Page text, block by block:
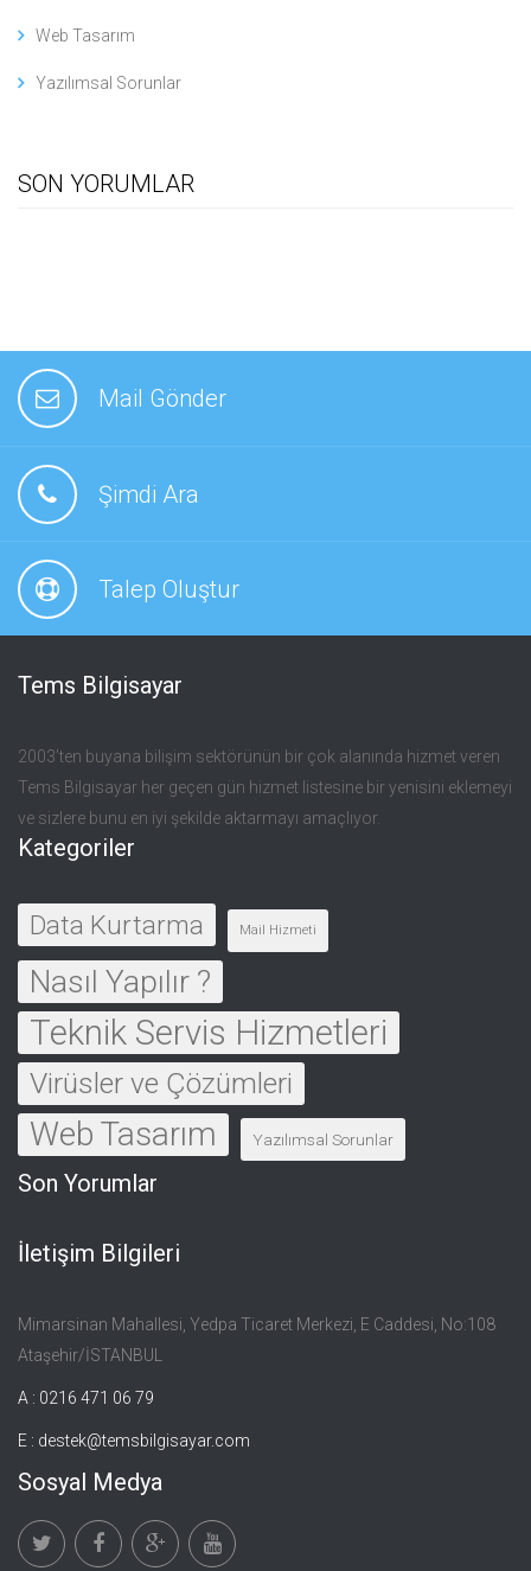
Web Tasarım
Yazılımsal Sorunlar
SON YORUMLAR
Mail Gönder
Şimdi Ara
Talep Oluştur
Tems Bilgisayar
2003’ten buyana bilişim sektörünün bir çok alanında hizmet veren
Tems Bilgisayar her geçen gün hizmet listesine bir yenisini eklemeyi
ve sizlere bunu en iyi şekilde aktarmayı amaçlıyor.
Kategoriler
Data Kurtarma Mail Hizmeti
Nasıl Yapılır ?
Teknik Servis Hizmetleri
Virüsler ve Çözümleri
Web Tasarım Yazılımsal Sorunlar
Son Yorumlar
İletişim Bilgileri
Mimarsinan Mahallesi, Yedpa Ticaret Merkezi, E Caddesi, No:108
Ataşehir/İSTANBUL
A : 0216 471 06 79
E : destek@temsbilgisayar.com
Sosyal Medya